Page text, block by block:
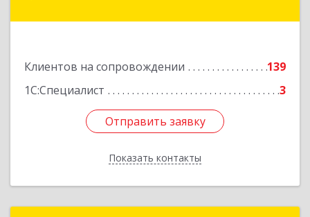
Клиентов на сопровождении
139
1С:Специалист
3
Отправить заявку
Показать контакты
Отправить заявку
Назад